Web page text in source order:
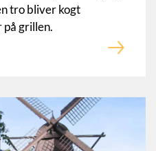
tro bliver kogt
på grillen.